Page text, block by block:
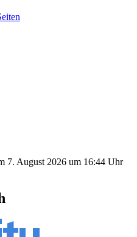
7. August 2026 um 16:44 Uhr